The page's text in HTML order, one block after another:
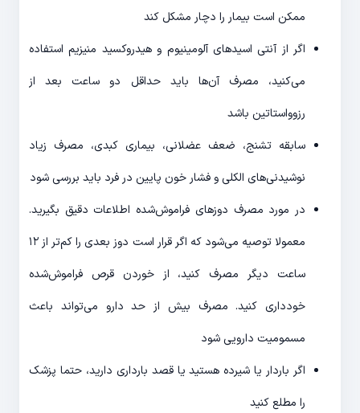
ممکن است بیمار را دچار مشکل کند
اگر از آنتی اسیدهای آلومینیوم و هیدروکسید منیزیم استفاده
می‌کنید، مصرف آن‌ها باید حداقل دو ساعت بعد از
رزوواستاتین باشد
سابقه تشنج، ضعف عضلانی، بیماری کبدی، مصرف زیاد
نوشیدنی‌های الکلی و فشار خون پایین در فرد باید بررسی شود
در مورد مصرف دوزهای فراموش‌شده اطلاعات دقیق بگیرید.
معمولا توصیه می‌شود که اگر قرار است دوز بعدی را کم‌تر از ۱۲
ساعت دیگر مصرف کنید، از خوردن قرص فراموش‌شده
خودداری کنید. مصرف بیش از حد دارو می‌تواند باعث
مسمومیت دارویی شود
اگر باردار یا شیرده هستید یا قصد بارداری دارید، حتما پزشک
را مطلع کنید